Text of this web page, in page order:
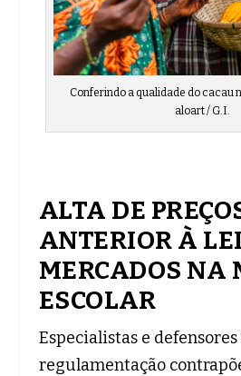
Conferindo a qualidade do cacau
aloart / G.I.
ALTA DE
ANTERIOR À
MERCADOS NA
ESCOLAR
Especialistas e defensores
regulamentação